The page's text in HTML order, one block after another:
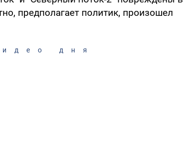
предполагает политик, произошел
дня